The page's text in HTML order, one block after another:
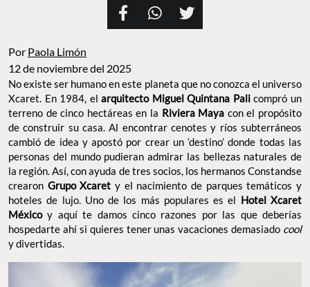
Por Paola Limón
12 de noviembre del 2025
No existe ser humano en este planeta que no conozca el universo
Xcaret. En 1984, elarquitecto Miguel Quintana Palicompró un
terreno de cinco hectáreas en la Riviera Maya con el propósito
de construir su casa. Al encontrar cenotes y ríos subterráneos
cambió de idea y apostó por crear un ‘destino’ donde todas las
personas del mundo pudieran admirar las bellezas naturales de
la región. Así, con ayuda de tres socios, los hermanos Constandse
crearon Grupo Xcarety el nacimiento de parques temáticos y
hoteles de lujo. Uno de los más populares es el Hotel Xcaret
Méxicoy aquí te damos cinco razones por las que deberías
hospedarte ahí si quieres tener unas vacaciones demasiado cool
y divertidas.